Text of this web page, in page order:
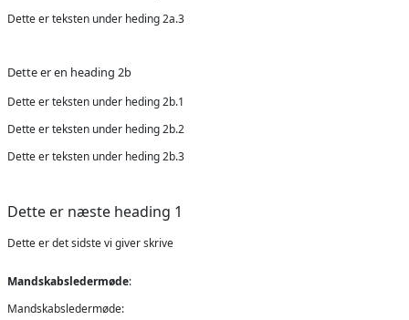
Dette er teksten under heding 2a.3
Dette er en heading 2b
Dette er teksten under heding 2b.1
Dette er teksten under heding 2b.2
Dette er teksten under heding 2b.3
Dette er næste heading 1
Dette er det sidste vi giver skrive
Mandskabsledermøde:
Mandskabsledermøde: